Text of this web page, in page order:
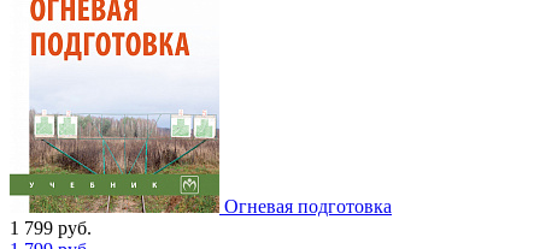
Огневая подготовка
1 799 руб.